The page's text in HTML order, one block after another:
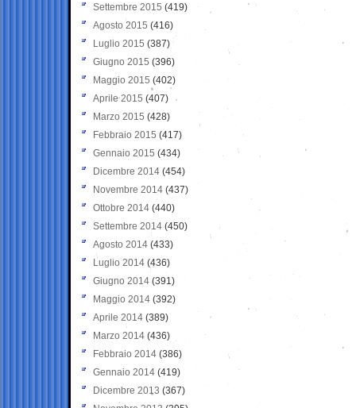
Settembre 2015 (419)
Agosto 2015 (416)
Luglio 2015 (387)
Giugno 2015 (396)
Maggio 2015 (402)
Aprile 2015 (407)
Marzo 2015 (428)
Febbraio 2015 (417)
Gennaio 2015 (434)
Dicembre 2014 (454)
Novembre 2014 (437)
Ottobre 2014 (440)
Settembre 2014 (450)
Agosto 2014 (433)
Luglio 2014 (436)
Giugno 2014 (391)
Maggio 2014 (392)
Aprile 2014 (389)
Marzo 2014 (436)
Febbraio 2014 (386)
Gennaio 2014 (419)
Dicembre 2013 (367)